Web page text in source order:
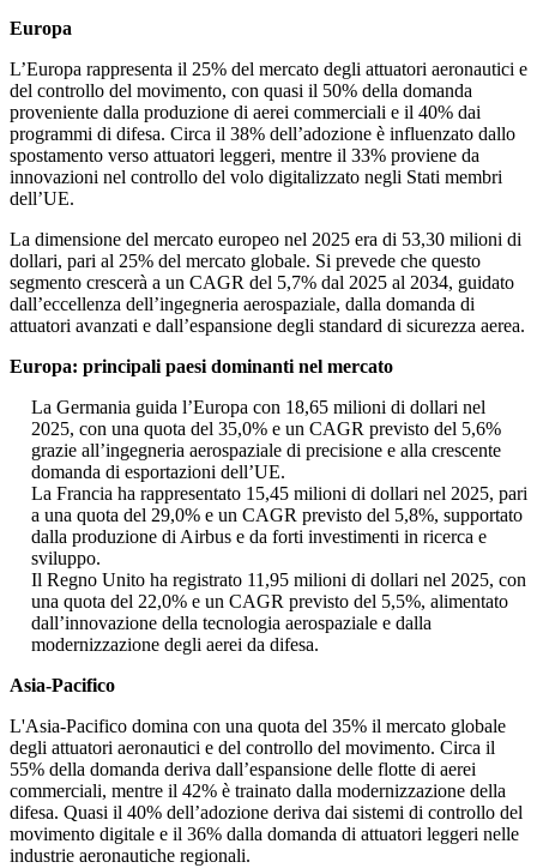
Europa
L’Europa rappresenta il 25% del mercato degli attuatori aeronautici e
del controllo del movimento, con quasi il 50% della domanda
proveniente dalla produzione di aerei commerciali e il 40% dai
programmi di difesa. Circa il 38% dell’adozione è influenzato dallo
spostamento verso attuatori leggeri, mentre il 33% proviene da
innovazioni nel controllo del volo digitalizzato negli Stati membri
dell’UE.
La dimensione del mercato europeo nel 2025 era di 53,30 milioni di
dollari, pari al 25% del mercato globale. Si prevede che questo
segmento crescerà a un CAGR del 5,7% dal 2025 al 2034, guidato
dall’eccellenza dell’ingegneria aerospaziale, dalla domanda di
attuatori avanzati e dall’espansione degli standard di sicurezza aerea.
Europa: principali paesi dominanti nel mercato
La Germania guida l’Europa con 18,65 milioni di dollari nel
2025, con una quota del 35,0% e un CAGR previsto del 5,6%
grazie all’ingegneria aerospaziale di precisione e alla crescente
domanda di esportazioni dell’UE.
La Francia ha rappresentato 15,45 milioni di dollari nel 2025, pari
a una quota del 29,0% e un CAGR previsto del 5,8%, supportato
dalla produzione di Airbus e da forti investimenti in ricerca e
sviluppo.
Il Regno Unito ha registrato 11,95 milioni di dollari nel 2025, con
una quota del 22,0% e un CAGR previsto del 5,5%, alimentato
dall’innovazione della tecnologia aerospaziale e dalla
modernizzazione degli aerei da difesa.
Asia-Pacifico
L'Asia-Pacifico domina con una quota del 35% il mercato globale
degli attuatori aeronautici e del controllo del movimento. Circa il
55% della domanda deriva dall’espansione delle flotte di aerei
commerciali, mentre il 42% è trainato dalla modernizzazione della
difesa. Quasi il 40% dell’adozione deriva dai sistemi di controllo del
movimento digitale e il 36% dalla domanda di attuatori leggeri nelle
industrie aeronautiche regionali.